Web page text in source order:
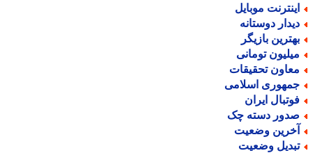
موبایل
دوستانه
بازیگر
تومانی
تحقیقات
اسلامی
ایران
دسته چک
وضعیت
وضعیت